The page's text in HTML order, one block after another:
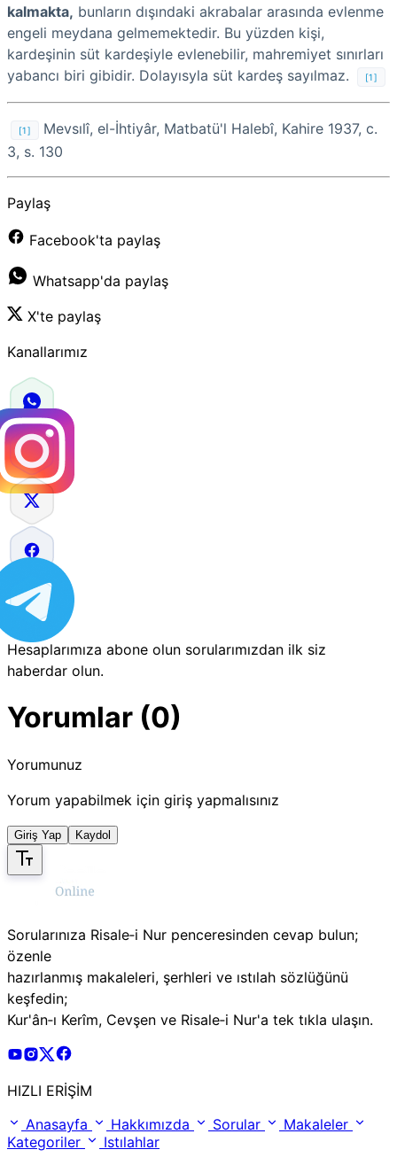
kalmakta, bunların dışındaki akrabalar arasında evlenme
engeli meydana gelmemektedir. Bu yüzden kişi,
kardeşinin süt kardeşiyle evlenebilir, mahremiyet sınırları
yabancı biri gibidir. Dolayısyla süt kardeş sayılmaz.
[1]
[1]
Mevsılî, el-İhtiyâr, Matbatü'l Halebî, Kahire 1937, c.
3, s. 130
Paylaş
Facebook'ta paylaş
Whatsapp'da paylaş
X'te paylaş
Kanallarımız
Hesaplarımıza abone olun sorularımızdan ilk siz
haberdar olun.
Yorumlar (0)
Yorumunuz
Yorum yapabilmek için giriş yapmalısınız
Giriş Yap Kaydol
Sorularınıza Risale‑i Nur penceresinden cevap bulun;
özenle
hazırlanmış makaleleri, şerhleri ve ıstılah sözlüğünü
keşfedin;
Kur'ân‑ı Kerîm, Cevşen ve Risale‑i Nur'a tek tıkla ulaşın.
Risale Online Youtube Hesabı
Risale Online Instagram Hesabı
Risale Online X Hesabı
HIZLI ERİŞİM
Anasayfa
Hakkımızda Sorular
Makaleler
Kategoriler
Istılahlar